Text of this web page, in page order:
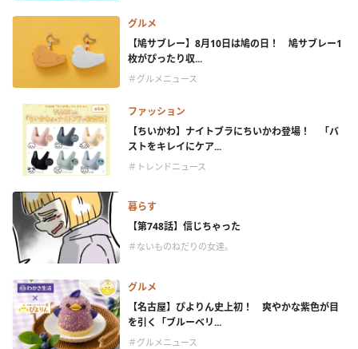
グルメ
【鳩サブレー】8月10日は鳩の日！ 鳩サブレー1
枚がぴったり収...
＃グルメニュース
ファッション
【ちいかわ】ナイトブラにちいかわ登場！ 「バ
ストをキレイにケア...
＃トレンドニュース
暮らす
【第748話】信じちゃった
＃ないものねだりの女達。
グルメ
【名古屋】ぴよりん史上初！ 爽やかな紫色が目
を引く「ブルーベリ...
＃グルメニュース